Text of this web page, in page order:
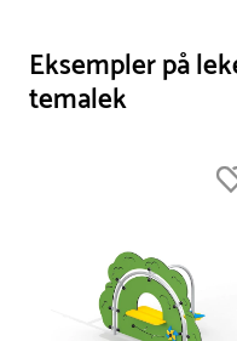
Eksempler på
temalek